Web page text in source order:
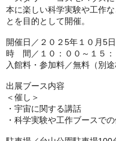
本に楽しい科学実験や工作
とを目的として開催。
開催日／２０２5年１０月5
時 間／１０：００～１５：
入館料・参加料／無料（別
出展ブース内容
＜催し＞
・宇宙に関する講話
・科学実験や工作ブースで